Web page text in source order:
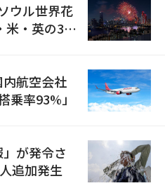
ウル世界花
・英の3カ
航空会社
率93%」
が発令さ
追加発生